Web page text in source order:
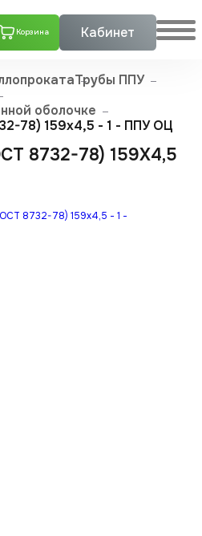
Корзина Кабинет
Трубы ППУ
оболочке
78) 159x4,5 - 1 - ППУ ОЦ
8732-78) 159X4,5